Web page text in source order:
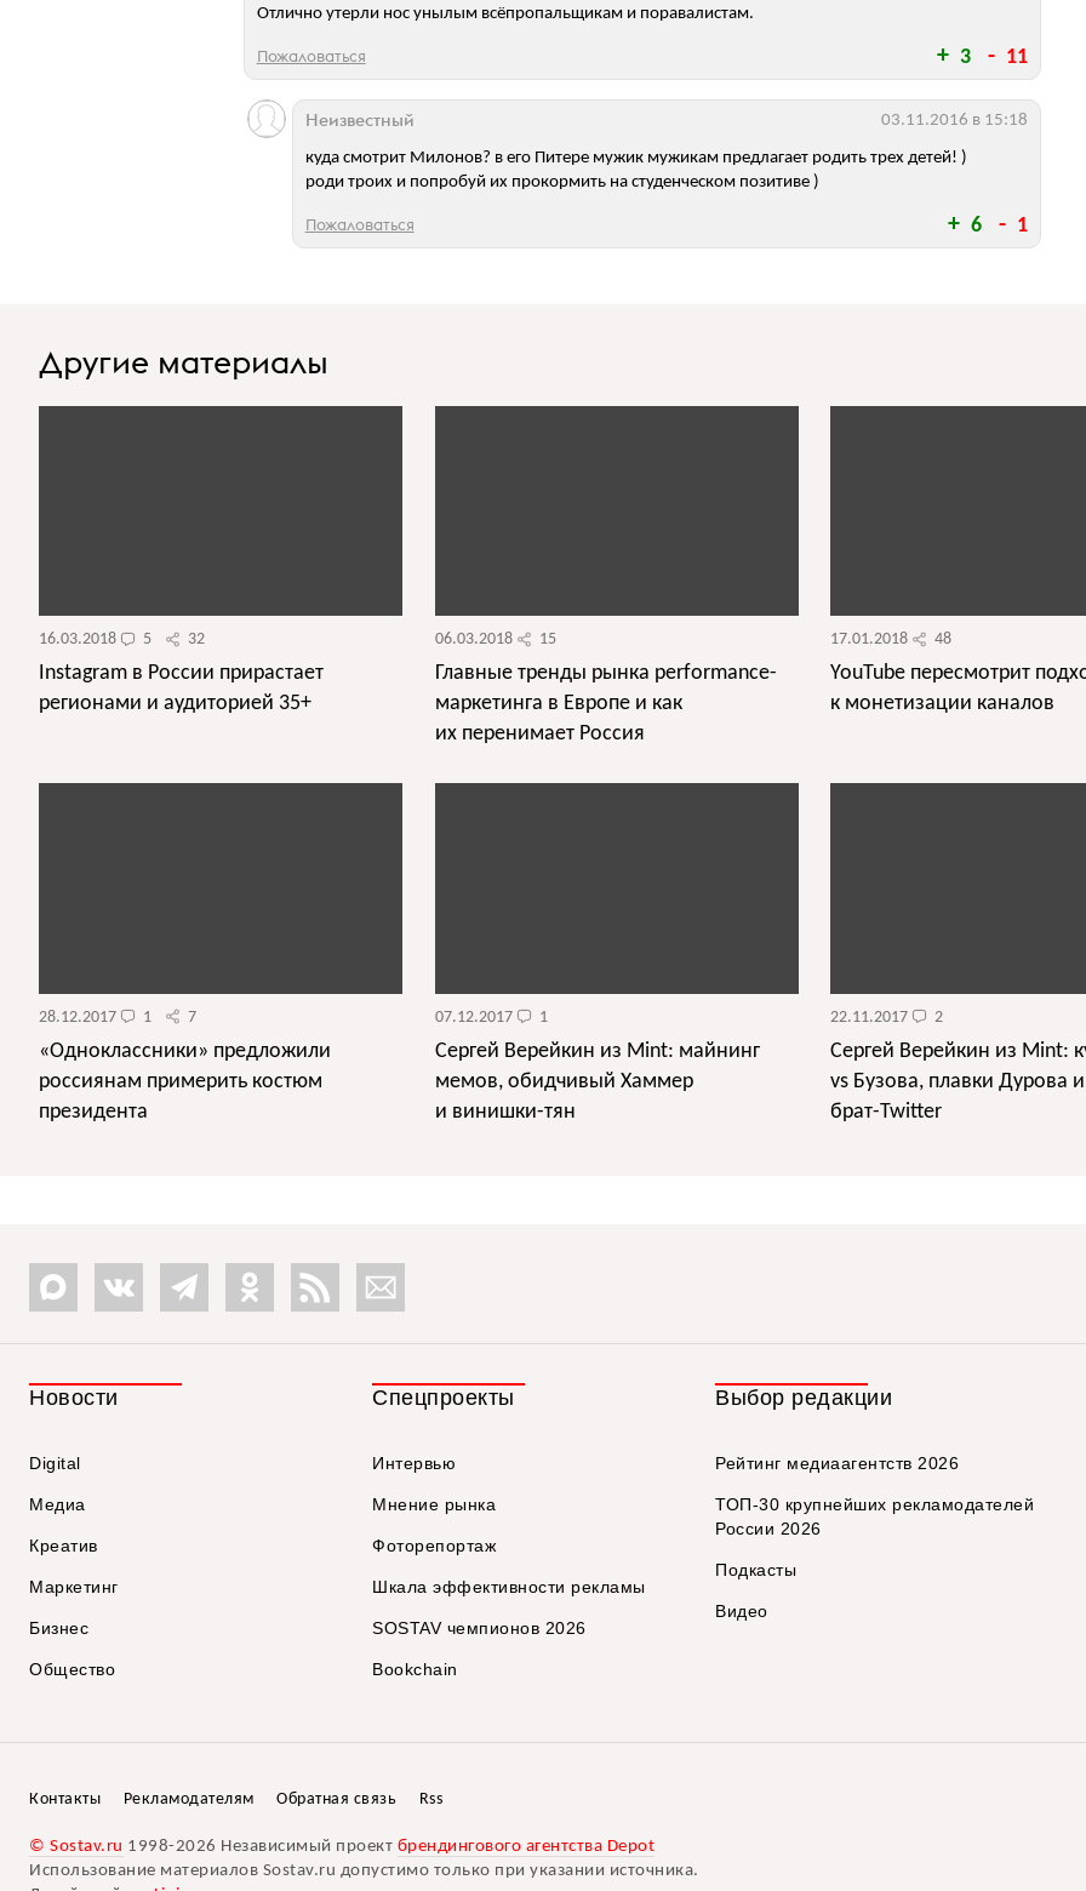
3 11
Отлично утерли нос унылым всёпропальщикам и поравалистам.
Пожаловаться
6 1
куда смотрит Милонов? в его Питере мужик мужикам предлагает родить трех детей! )
роди троих и попробуй их прокормить на студенческом позитиве )
Неизвестный 03.11.2016 в 15:18
Пожаловаться
Другие материалы
16.03.2018 5 32
Instagram в России прирастает
регионами и аудиторией 35+
06.03.2018 15
Главные тренды рынка performance-
маркетинга в Европе и как
их перенимает Россия
17.01.2018 48
YouTube пересмотрит
к монетизации каналов
28.12.2017 1 7
«Одноклассники» предложили
россиянам примерить костюм
президента
07.12.2017 1
Сергей Верейкин из Mint: майнинг
мемов, обидчивый Хаммер
и винишки-тян
22.11.2017 2
Сергей Верейкин из Mint:
vs Бузова, плавки Дурова
брат-Twitter
Новости
Digital
Медиа
Креатив
Маркетинг
Бизнес
Общество
Спецпроекты
Интервью
Мнение рынка
Фоторепортаж
Шкала эффективности рекламы
SOSTAV чемпионов 2026
Bookchain
Выбор редакции
Рейтинг медиаагентств 2026
ТОП-30 крупнейших рекламодателей
России 2026
Подкасты
Видео
Контакты Рекламодателям Обратная связь Rss
© Sostav.ru 1998-2026 Независимый проект брендингового агентства Depot
Использование материалов Sostav.ru допустимо только при указании источника.